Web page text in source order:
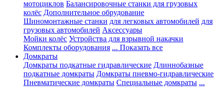
мотоциклов Балансировочные станки для грузовых
колёс Дополнительное обрудование
Шиномонтажные станки для легковых автомобилей для
грузовых автомобилей Аксессуары
Мойки колёс Устройства для взрывной накачки
Комплекты оборудования ... Показать все
Домкраты
Домкраты подкатные гидравлические Длиннобазные
подкатные домкраты Домкраты пневмо-гидравлические
Пневматические домкраты Специальные домкраты ...